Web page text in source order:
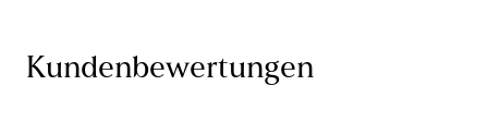
Kundenbewertungen